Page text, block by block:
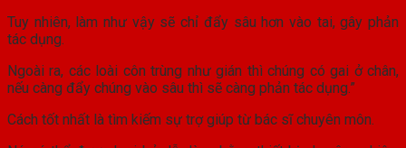
Tuy nhiên, làm như vậy sẽ chỉ đẩy sâu hơn vào tai, gây phản
tác dụng.
Ngoài ra, các loài côn trùng như gián thì chúng có gai ở chân,
nếu càng đẩy chúng vào sâu thì sẽ càng phản tác dụng.”
Cách tốt nhất là tìm kiếm sự trợ giúp từ bác sĩ chuyên môn.